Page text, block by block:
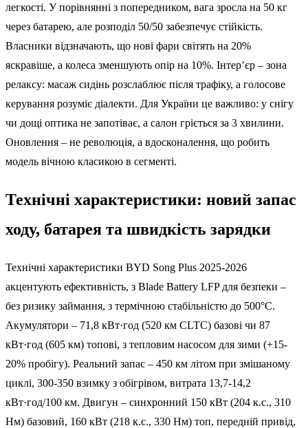
легкості. У порівнянні з попередником, вага зросла на 50 кг
через батарею, але розподіл 50/50 забезпечує стійкість.
Власники відзначають, що нові фари світять на 20%
яскравіше, а колеса зменшують опір на 10%. Інтер’єр – зона
релаксу: масаж сидінь розслаблює після трафіку, а голосове
керування розуміє діалекти. Для України це важливо: у снігу
чи дощі оптика не запотіває, а салон гріється за 3 хвилини.
Оновлення – не революція, а вдосконалення, що робить
модель вічною класикою в сегменті.
Технічні характеристики: новий запас
ходу, батарея та швидкість зарядки
Технічні характеристики BYD Song Plus 2025-2026
акцентують ефективність, з Blade Battery LFP для безпеки –
без ризику займання, з термічною стабільністю до 500°C.
Акумулятори – 71,8 кВт·год (520 км CLTC) базові чи 87
кВт·год (605 км) топові, з тепловим насосом для зими (+15-
20% пробігу). Реальний запас – 450 км літом при змішаному
циклі, 300-350 взимку з обігрівом, витрата 13,7-14,2
кВт·год/100 км. Двигун – синхронний 150 кВт (204 к.с., 310
Нм) базовий, 160 кВт (218 к.с., 330 Нм) топ, передній привід,